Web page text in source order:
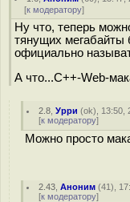
[к модератору]
Ну что, теперь
тянущих мегабайты
официально
А что...C++-Web-
2.8 ,Урри (ok), 13:50,
[к модератору]
Можно просто
2.43 ,Аноним (41),
[к модератору]